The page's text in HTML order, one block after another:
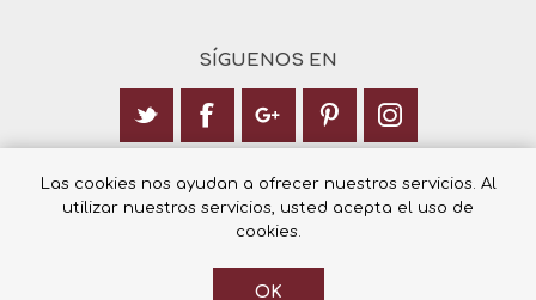
SÍGUENOS EN
Calle Italia 6, 03003 Alicante
+34 965 12 23 55
Las cookies nos ayudan a ofrecer nuestros servicios. Al
utilizar nuestros servicios, usted acepta el uso de
cookies.
OK